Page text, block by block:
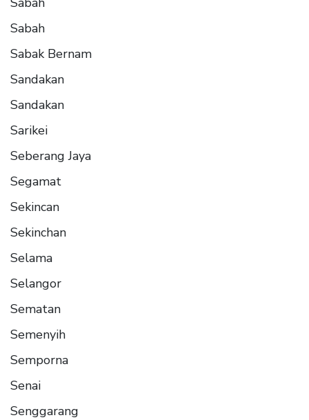
Sabah
Sabak Bernam
Sandakan
Sandakan
Sarikei
Seberang Jaya
Segamat
Sekincan
Sekinchan
Selama
Selangor
Sematan
Semenyih
Semporna
Senai
Senggarang